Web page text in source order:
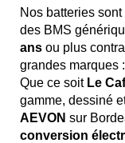
Nos batteries sont
des BMS
ans ou plus
grandes marques
Que ce soit Le
gamme, dessiné
AEVON sur
conversion